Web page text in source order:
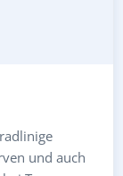
und auch